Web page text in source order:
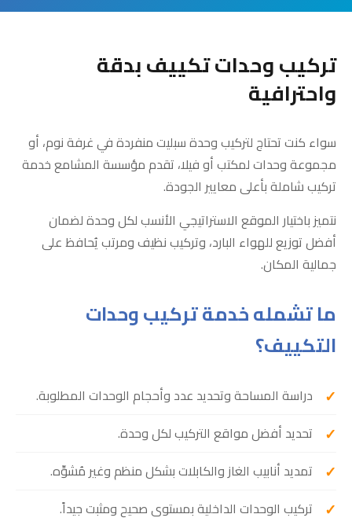
تركيب وحدات تكييف بدقة
واحترافية
سواء كنت تحتاج لتركيب وحدة سبليت منفردة في غرفة نوم، أو
مجموعة وحدات لمكتب أو فيلا، تقدم مؤسسة المشامع خدمة
تركيب شاملة بأعلى معايير الجودة.
نتميز باختيار الموقع الاستراتيجي الأنسب لكل وحدة لضمان
أفضل توزيع للهواء البارد، وتركيب نظيف ومرتب يُحافظ على
جمالية المكان.
ما تشمله خدمة تركيب وحدات
التكييف؟
دراسة المساحة وتحديد عدد وأحجام الوحدات المطلوبة.
تحديد أفضل مواقع التركيب لكل وحدة.
تمديد أنابيب الغاز والكابلات بشكل منظم وغير مُشوِّه.
تركيب الوحدات الداخلية بمستوى صحيح ومثبت جيداً.